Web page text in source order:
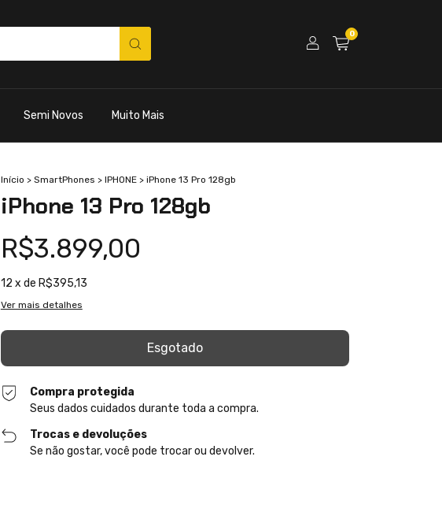
0
Semi Novos Muito Mais
Início > SmartPhones > IPHONE > iPhone 13 Pro 128gb
iPhone 13 Pro 128gb
R$3.899,00
12 x de R$395,13
Ver mais detalhes
Compra protegida
Seus dados cuidados durante toda a compra.
Trocas e devoluções
Se não gostar, você pode trocar ou devolver.